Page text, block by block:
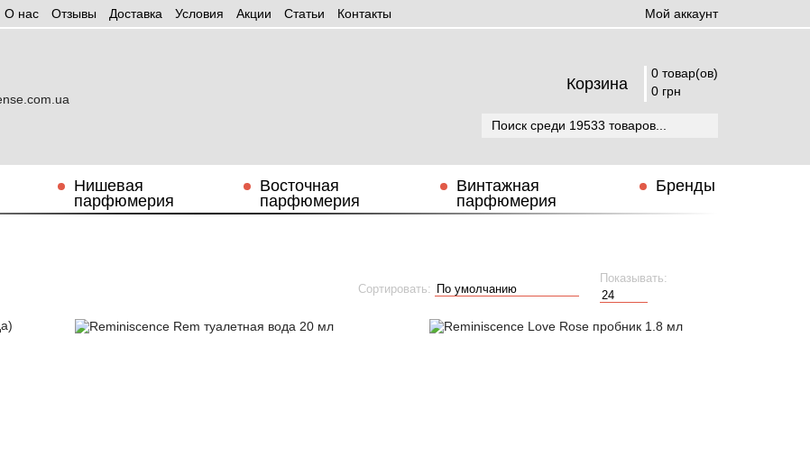
О нас Отзывы Доставка Условия Aкции Статьи Контакты Мой аккаунт
Корзина
0 товар(ов)
0 грн
Нишевая
парфюмерия
Восточная
парфюмерия
Винтажная
парфюмерия
Бренды
Сортировать:
Показывать: